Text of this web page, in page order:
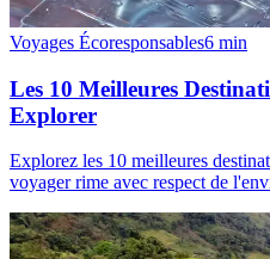
Voyages Écoresponsables6 min
Les 10 Meilleures
Explorer
Explorez les 10 meilleures
voyager rime avec respect de